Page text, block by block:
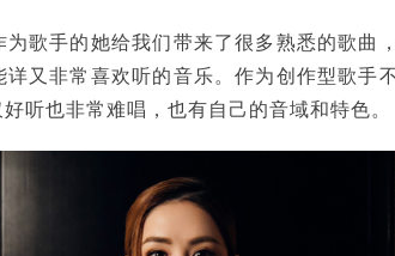
歌手的她给我们带来了很多熟悉的歌曲
又非常喜欢听的音乐。作为创作型歌手
听也非常难唱，也有自己的音域和特色。